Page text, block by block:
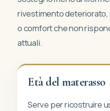
rivestimento
o comfort che non
attuali.
Età del materasso
Serve per ricostruire